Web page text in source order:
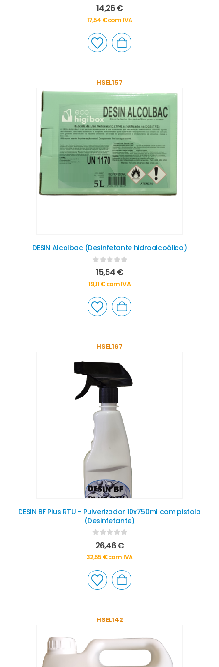
0out of 5
14,26€
17,54 €com IVA
HSEL157
DESIN Alcolbac (Desinfetante hidroalcoólico)
0out of 5
15,54€
19,11€com IVA
HSEL167
DESIN BF Plus RTU - Pulverizador 10x750ml com pistola
(Desinfetante)
0out of 5
26,46€
32,55 €com IVA
HSEL142